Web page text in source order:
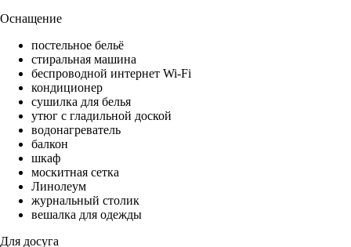
Оснащение
постельное бельё
стиральная машина
беспроводной интернет Wi-Fi
кондиционер
сушилка для белья
утюг с гладильной доской
водонагреватель
балкон
шкаф
москитная сетка
Линолеум
журнальный столик
вешалка для одежды
Для досуга